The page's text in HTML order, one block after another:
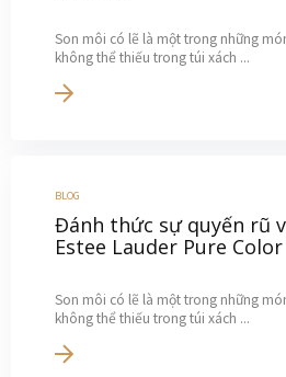
Son môi có lẽ là một trong những
không thể thiếu trong túi xách ...
BLOG
Đánh thức sự quyến rũ
Estee Lauder Pure
Son môi có lẽ là một trong những
không thể thiếu trong túi xách ...